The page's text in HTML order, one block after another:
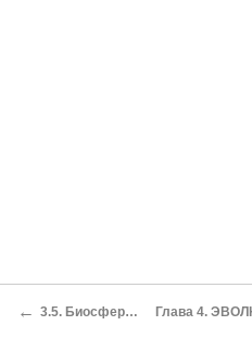
← 3.5. Биосфера как трофосфера